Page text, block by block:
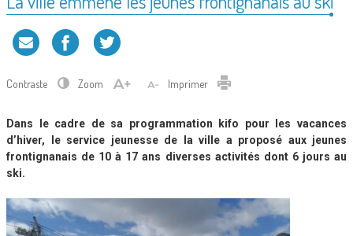
Contraste Zoom Imprimer
Dans le cadre de sa programmation kifo pour les vacances
d’hiver, le service jeunesse de la ville a proposé aux jeunes
frontignanais de 10 à 17 ans diverses activités dont 6 jours au
ski.